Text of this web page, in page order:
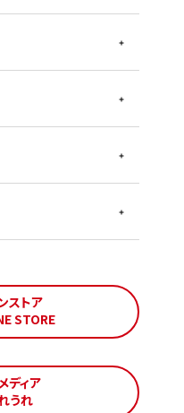
ストア
STORE
ディア
うれ